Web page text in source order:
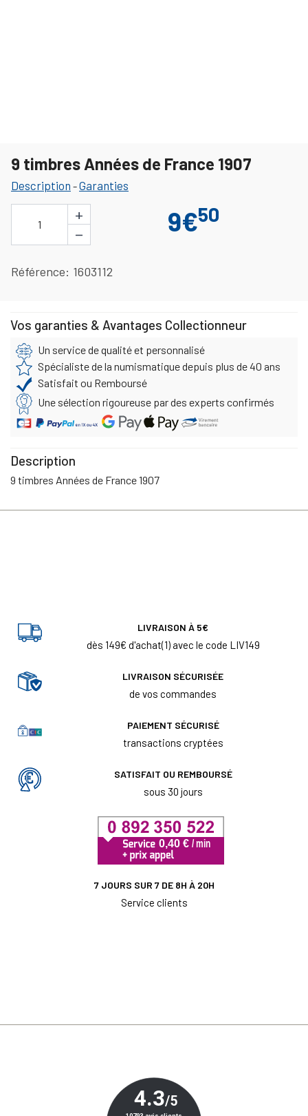
9 timbres Années de France 1907
Description -Garanties
1
+
−
9€50
Référence 1603112
Vos garanties & Avantages Collectionneur
Un service de qualité et personnalisé
Spécialiste de la numismatique depuis plus de 40 ans
Satisfait ou Remboursé
Une sélection rigoureuse par des experts confirmés
Description
9 timbres Années de France 1907
LIVRAISON À 5€
dès 149€ d'achat(1) avec le code LIV149
LIVRAISON SÉCURISÉE
de vos commandes
PAIEMENT SÉCURISÉ
transactions cryptées
SATISFAIT OU REMBOURSÉ
sous 30 jours
7 JOURS SUR 7 DE 8H À 20H
Service clients